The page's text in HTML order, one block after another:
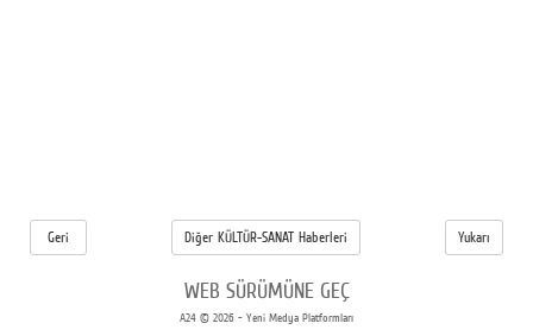
Geri Diğer KÜLTÜR-SANAT Haberleri Yukarı
WEB SÜRÜMÜNE GEÇ
A24 © 2026 - Yeni Medya Platformları